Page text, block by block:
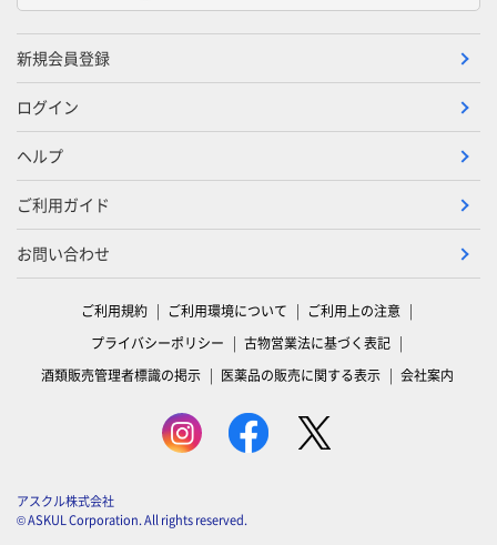
新規会員登録
ログイン
ヘルプ
ご利用ガイド
お問い合わせ
ご利用規約 ご利用環境について
ご利用上の注意
プライバシーポリシー
古物営業法に基づく表記
酒類販売管理者標識の掲示
医薬品の販売に関する表示 会社案内
アスクル株式会社
© ASKUL Corporation. All rights reserved.